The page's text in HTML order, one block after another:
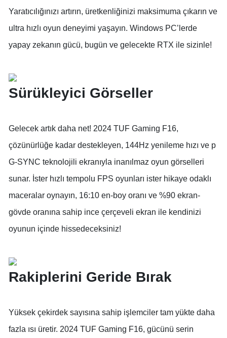
Yaratıcılığınızı artırın, üretkenliğinizi maksimuma çıkarın ve
ultra hızlı oyun deneyimi yaşayın. Windows PC’lerde
yapay zekanın gücü, bugün ve gelecekte RTX ile sizinle!
Sürükleyici Görseller
Gelecek artık daha net! 2024 TUF Gaming F16,
çözünürlüğe kadar destekleyen, 144Hz yenileme hızı ve p
G-SYNC teknolojili ekranıyla inanılmaz oyun görselleri
sunar. İster hızlı tempolu FPS oyunları ister hikaye odaklı
maceralar oynayın, 16:10 en-boy oranı ve %90 ekran-
gövde oranına sahip ince çerçeveli ekran ile kendinizi
oyunun içinde hissedeceksiniz!
Rakiplerini Geride Bırak
Yüksek çekirdek sayısına sahip işlemciler tam yükte daha
fazla ısı üretir. 2024 TUF Gaming F16, gücünü serin